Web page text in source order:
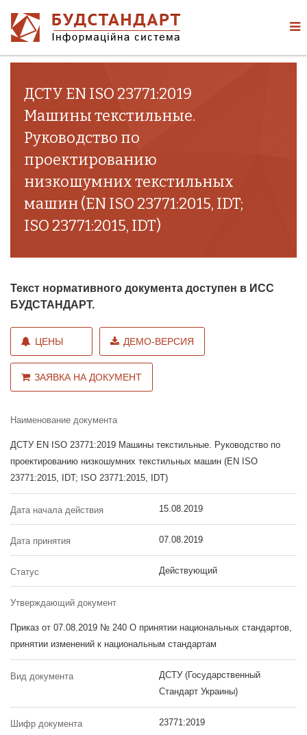
ДСТУ EN ISO 23771:2019
Машины текстильные.
Руководство по
проектированию
низкошумних текстильных
машин (EN ISO 23771:2015, IDT;
ISO 23771:2015, IDT)
Текст нормативного документа доступен в ИСС
БУДСТАНДАРТ.
ЦЕНЫ ДЕМО-ВЕРСИЯ
ЗАЯВКА НА ДОКУМЕНТ
Наименование документа
ДСТУ EN ISO 23771:2019 Машины текстильные. Руководство по
проектированию низкошумних текстильных машин (EN ISO
23771:2015, IDT; ISO 23771:2015, IDT)
Дата начала действия 15.08.2019
Дата принятия 07.08.2019
Статус Действующий
Утверждающий документ
Приказ от 07.08.2019 № 240 О принятии национальных стандартов,
принятии изменений к национальным стандартам
Вид документа
ДСТУ (Государственный
Стандарт Украины)
Шифр документа 23771:2019